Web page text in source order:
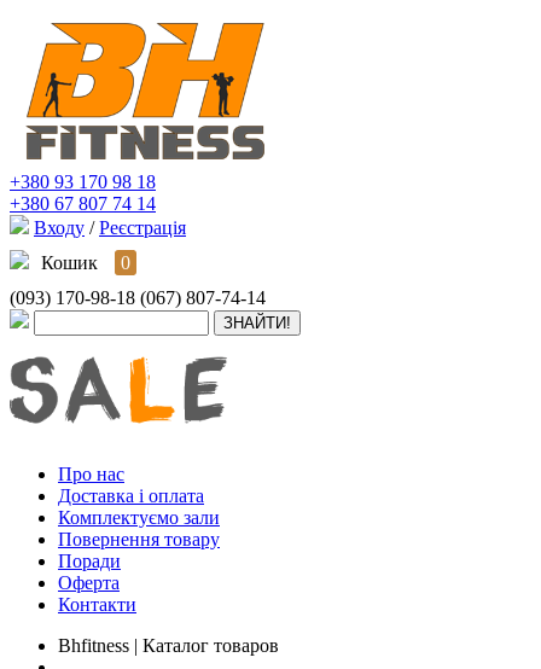
+380 93 170 98 18
+380 67 807 74 14
Входу / Реєстрація
Кошик
0
(093) 170-98-18 (067) 807-74-14
Про нас
Доставка і оплата
Комплектуємо зали
Повернення товару
Поради
Оферта
Контакти
Bhfitness | Каталог товаров